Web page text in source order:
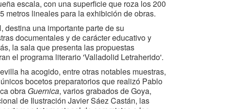
escala, con una superficie que roza los 200
metros lineales para la exhibición de obras.
destina una importante parte de su
documentales y de carácter educativo y
la sala que presenta las propuestas
el programa literario 'Valladolid Letraherido'.
ha acogido, entre otras notables muestras,
bocetos preparatorios que realizó Pablo
obra Guernica, varios grabados de Goya,
de Ilustración Javier Sáez Castán, las